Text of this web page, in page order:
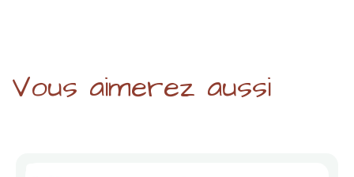
Vous aimerez aussi